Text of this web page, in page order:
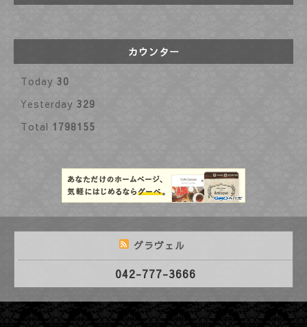
カウンター
Today 30
Yesterday 329
Total 1798155
グラヴェル
042-777-3666